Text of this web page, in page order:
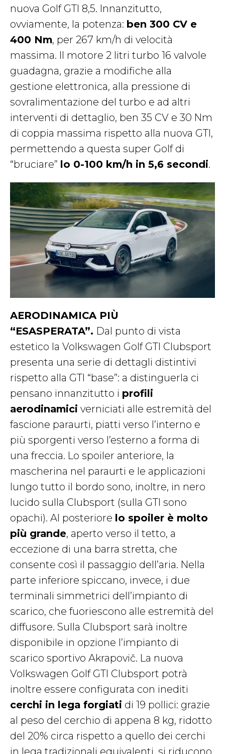
nuova Golf GTI 8,5. Innanzitutto,
ovviamente, la potenza: ben 300 CV e
400 Nm, per 267 km/h di velocità
massima. Il motore 2 litri turbo 16 valvole
guadagna, grazie a modifiche alla
gestione elettronica, alla pressione di
sovralimentazione del turbo e ad altri
interventi di dettaglio, ben 35 CV e 30 Nm
di coppia massima rispetto alla nuova GTI,
permettendo a questa super Golf di
“bruciare” lo 0-100 km/h in 5,6 secondi.
AERODINAMICA PIÙ
“ESASPERATA”. Dal punto di vista
estetico la Volkswagen Golf GTI Clubsport
presenta una serie di dettagli distintivi
rispetto alla GTI “base”: a distinguerla ci
pensano innanzitutto i profili
aerodinamici verniciati alle estremità del
fascione paraurti, piatti verso l’interno e
più sporgenti verso l’esterno a forma di
una freccia. Lo spoiler anteriore, la
mascherina nel paraurti e le applicazioni
lungo tutto il bordo sono, inoltre, in nero
lucido sulla Clubsport (sulla GTI sono
opachi). Al posteriore lo spoiler è molto
più grande, aperto verso il tetto, a
eccezione di una barra stretta, che
consente così il passaggio dell’aria. Nella
parte inferiore spiccano, invece, i due
terminali simmetrici dell’impianto di
scarico, che fuoriescono alle estremità del
diffusore. Sulla Clubsport sarà inoltre
disponibile in opzione l’impianto di
scarico sportivo Akrapovič. La nuova
Volkswagen Golf GTI Clubsport potrà
inoltre essere configurata con inediti
cerchi in lega forgiati di 19 pollici: grazie
al peso del cerchio di appena 8 kg, ridotto
del 20% circa rispetto a quello dei cerchi
in lega tradizionali equivalenti, si riducono